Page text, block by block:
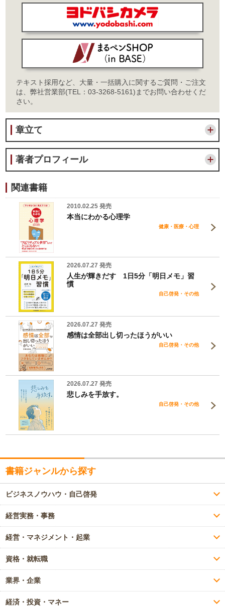
テキスト採用など、大量・一括購入に関するご質問・ご注文
は、弊社営業部(TEL：03-3268-5161)までお問い合わせくだ
さい。
章立て
著者プロフィール
関連書籍
2010.02.25 発売
本当にわかる心理学
健康・医療・心理
2026.07.27 発売
人生が輝きだす 1日5分「明日メモ」習
慣
自己啓発・その他
2026.07.27 発売
感情は全部出し切ったほうがいい
自己啓発・その他
2026.07.27 発売
悲しみを手放す。
自己啓発・その他
書籍ジャンルから探す
ビジネスノウハウ・自己啓発
経営実務・事務
経営・マネジメント・起業
資格・就転職
業界・企業
経済・投資・マネー